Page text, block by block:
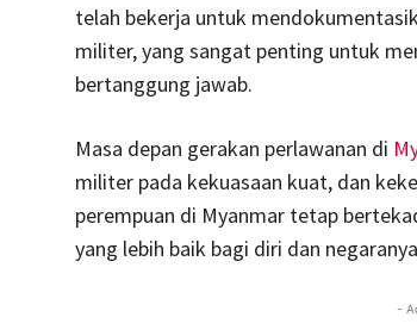
telah bekerja untuk
militer, yang sangat penting untuk
bertanggung jawab.
Masa depan gerakan perlawanan di
militer pada kekuasaan kuat, dan
perempuan di Myanmar tetap
yang lebih baik bagi diri dan
-